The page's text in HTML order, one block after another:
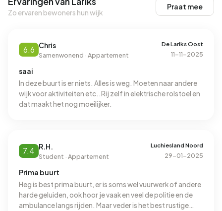
Zo ervaren bewoners hun wijk
Praat mee
6.6 Chris
Samenwonend · Appartement
De Lariks Oost
11-11-2025
saai
In deze buurt is er niets. Alles is weg. Moeten naar andere
wijk voor aktiviteiten etc..Rij zelf in elektrische rolstoel en
dat maakt het nog moeilijker.
7.4 R.H.
Student · Appartement
Luchiesland Noord
29-01-2025
Prima buurt
Heg is best prima buurt, er is soms wel vuurwerk of andere
harde geluiden, ook hoor je vaak en veel de politie en de
ambulance langs rijden. Maar veder is het best rustige